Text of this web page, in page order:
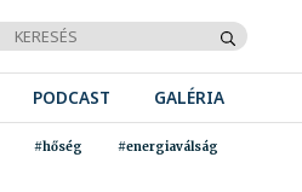
PODCAST GALÉRIA
#hőség #energiaválság